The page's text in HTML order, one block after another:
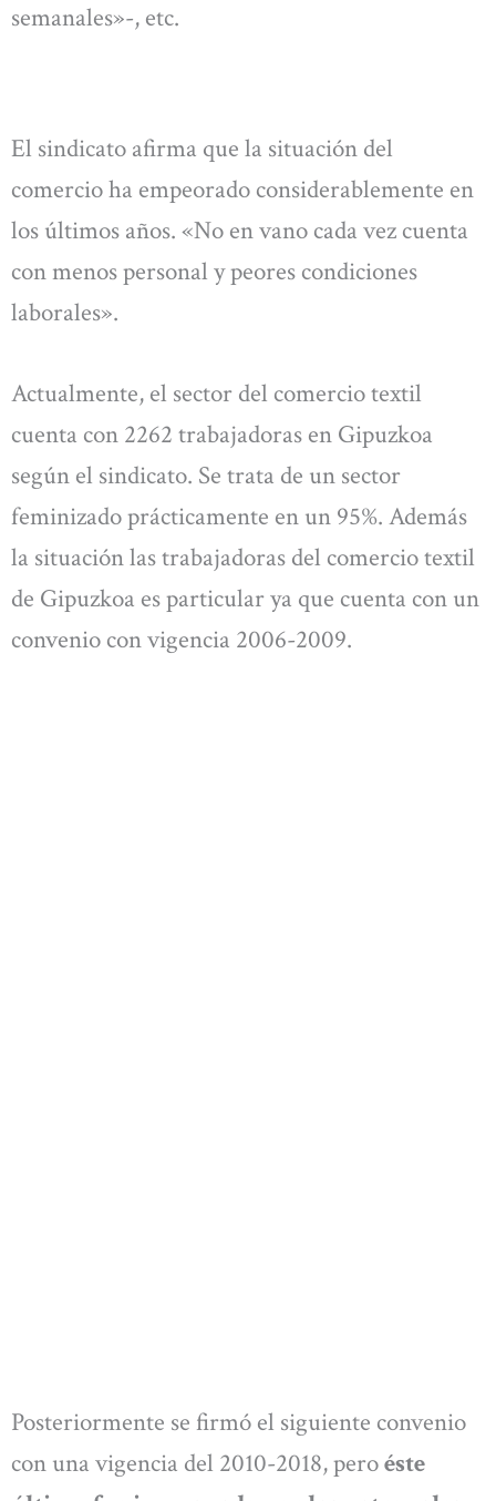
semanales»-, etc.
El sindicato afirma que la situación del
comercio ha empeorado considerablemente en
los últimos años. «No en vano cada vez cuenta
con menos personal y peores condiciones
laborales».
Actualmente, el sector del comercio textil
cuenta con 2262 trabajadoras en Gipuzkoa
según el sindicato. Se trata de un sector
feminizado prácticamente en un 95%. Además
la situación las trabajadoras del comercio textil
de Gipuzkoa es particular ya que cuenta con un
convenio con vigencia 2006-2009.
Posteriormente se firmó el siguiente convenio
con una vigencia del 2010-2018, peroéste